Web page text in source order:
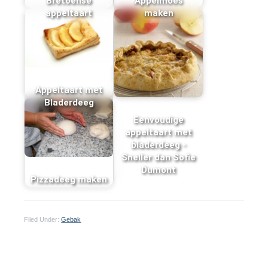
appeltaart
maken
Appeltaart met
Bladerdeeg
Eenvoudige
appeltaart met
bladerdeeg -
Sneller dan Sofie
Dumont
Pizzadeeg maken
Filed Under:Gebak